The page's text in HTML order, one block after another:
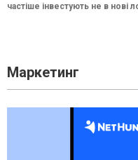
частіше інвестують не в нові
Маркетинг